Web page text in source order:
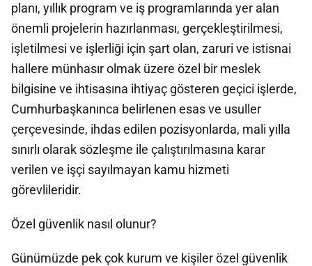
planı, yıllık program ve iş programlarında yer alan
önemli projelerin hazırlanması, gerçekleştirilmesi,
işletilmesi ve işlerliği için şart olan, zaruri ve istisnai
hallere münhasır olmak üzere özel bir meslek
bilgisine ve ihtisasına ihtiyaç gösteren geçici işlerde,
Cumhurbaşkanınca belirlenen esas ve usuller
çerçevesinde, ihdas edilen pozisyonlarda, mali yılla
sınırlı olarak sözleşme ile çalıştırılmasına karar
verilen ve işçi sayılmayan kamu hizmeti
görevlileridir.
Özel güvenlik nasıl olunur?
Günümüzde pek çok kurum ve kişiler özel güvenlik